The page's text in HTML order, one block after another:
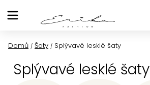
na
Domů / Šaty / Splývavé lesklé šaty
Splývavé lesklé šaty